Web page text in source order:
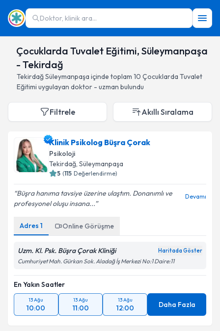
Doktor, klinik ara...
Çocuklarda Tuvalet Eğitimi, Süleymanpaşa
- Tekirdağ
TekirdağSüleymanpaşa içinde toplam 10 Çocuklarda Tuvalet
Eğitimi uygulayan doktor - uzman bulundu
Filtrele Akıllı Sıralama
Klinik Psikolog Büşra Çorak
Psikoloji
Tekirdağ, Süleymanpaşa
5 (115 Değerlendirme)
Büşra hanıma tavsiye üzerine ulaştım. Donanımlı ve
profesyonel oluşu insana...
Devamı
Adres 1 Online Görüşme
Uzm. Kl. Psk. Büşra Çorak Kliniği Haritada Göster
Cumhuriyet Mah. Gürkan Sok. Aladağ İş Merkezi No:1 Daire:11
En Yakın Saatler
13 Ağu
10:00
13 Ağu
11:00
13 Ağu
12:00 Daha Fazla